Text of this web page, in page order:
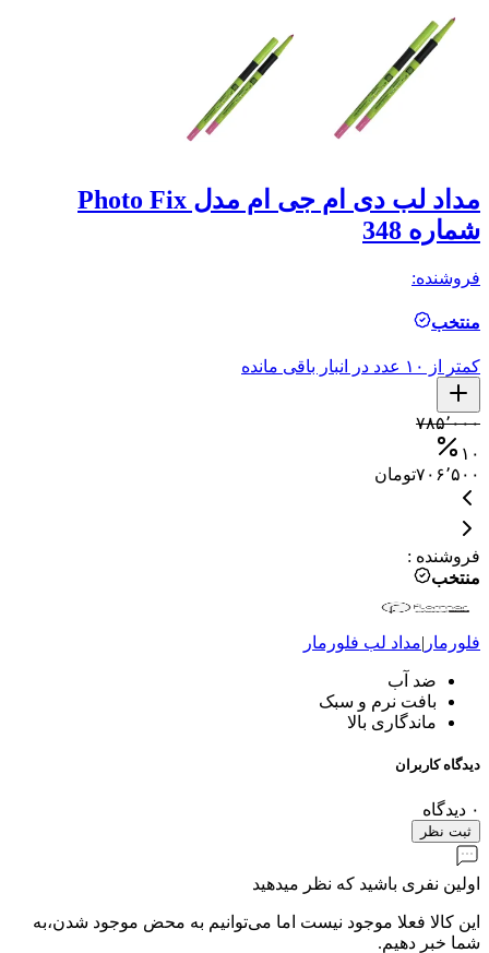
مداد لب دی ام جی ام مدل Photo Fix
شماره 348
فروشنده:
منتخب
کمتر از ۱۰ عدد در انبار باقی مانده
۷۸۵٬۰۰۰
۱۰
۷۰۶٬۵۰۰تومان
فروشنده :
منتخب
فلورمار |مداد لب فلورمار
ضد آب
بافت نرم و سبک
ماندگاری بالا
دیدگاه کاربران
۰ دیدگاه
ثبت نظر
اولین نفری باشید که نظر میدهید
این کالا فعلا موجود نیست اما می‌توانیم به محض موجود شدن،به
شما خبر دهیم.